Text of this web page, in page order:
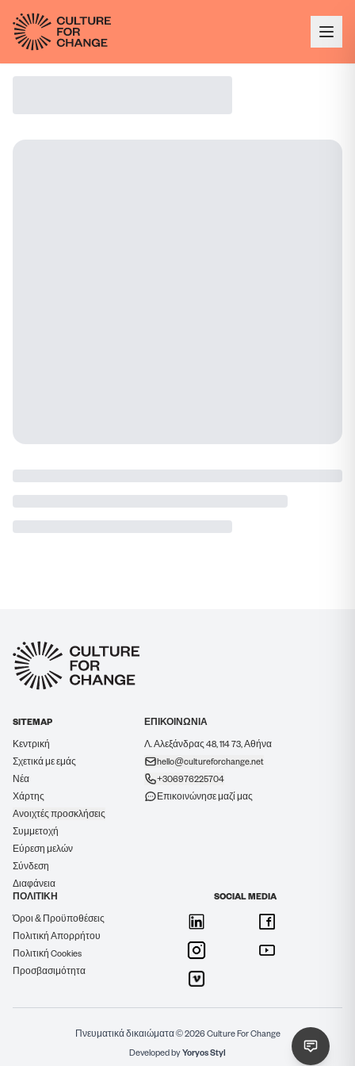
SITEMAP
Κεντρική
Σχετικά με εμάς
Νέα
Χάρτης
Ανοιχτές προσκλήσεις
Συμμετοχή
Εύρεση μελών
Σύνδεση
Διαφάνεια
ΕΠΙΚΟΙΝΩΝΙΑ
Λ. Αλεξάνδρας 48, 114 73, Αθήνα
hello@cultureforchange.net
+306976225704
Επικοινώνησε μαζί μας
ΠΟΛΙΤΙΚΗ
Όροι & Προϋποθέσεις
Πολιτική Απορρήτου
Πολιτική Cookies
Προσβασιμότητα
SOCIAL MEDIA
Πνευματικά δικαιώματα © 2026 Culture For Change
Developed byYoryos Styl